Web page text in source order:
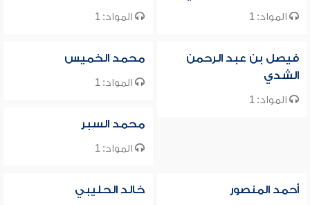
المواد: 1 المواد: 1
فيصل بن عبد الرحمن
الشدي
المواد: 1
محمد الخميس
المواد: 1
محمد السبر
المواد: 1
أحمد المنصور خالد الحليبي